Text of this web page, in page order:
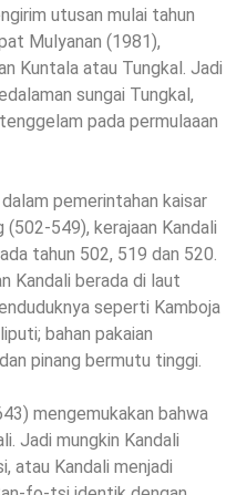
utusan mulai tahun
Mulyanan (1981),
Kuntala atau Tungkal. Jadi
sungai Tungkal,
pada permulaaan
pemerintahan kaisar
(502-549), kerajaan Kandali
tahun 502, 519 dan 520.
Kandali berada di laut
seperti Kamboja
bahan pakaian
pinang bermutu tinggi.
mengemukakan bahwa
Jadi mungkin Kandali
atau Kandali menjadi